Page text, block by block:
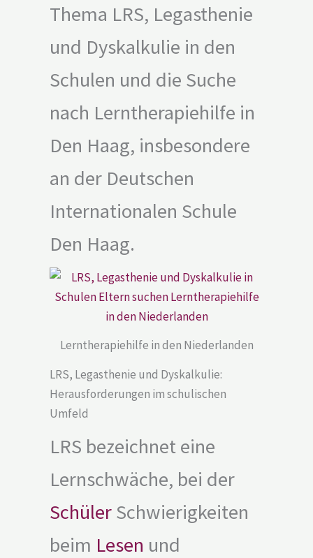
Thema LRS, Legasthenie
und Dyskalkulie in den
Schulen und die Suche
nach Lerntherapiehilfe in
Den Haag, insbesondere
an der Deutschen
Internationalen Schule
Den Haag.
Lerntherapiehilfe in den Niederlanden
LRS, Legasthenie und Dyskalkulie:
Herausforderungen im schulischen
Umfeld
LRS bezeichnet eine
Lernschwäche, bei der
SchülerSchwierigkeiten
beim Lesen und